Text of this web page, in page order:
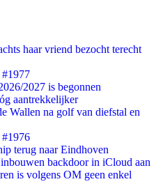
haar vriend bezocht terecht
#1977
2027 is begonnen
aantrekkelijker
Wallen na golf van diefstal en
#1976
terug naar Eindhoven
backdoor in iCloud aan
is volgens OM geen enkel